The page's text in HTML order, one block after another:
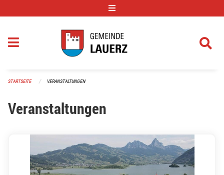
STARTSEITE VERANSTALTUNGEN
Veranstaltungen